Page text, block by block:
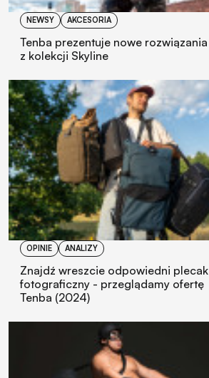
NEWSY AKCESORIA
Tenba prezentuje nowe rozwiązania
z kolekcji Skyline
OPINIE ANALIZY
Znajdź wreszcie odpowiedni plecak
fotograficzny - przeglądamy ofertę
Tenba (2024)